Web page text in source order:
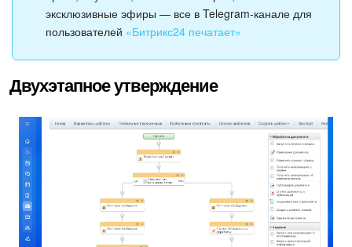
Маркетплейс
Виджет сотрудника
Филиальная сеть
эксклюзивные эфиры — все в Telegram-канале для
пользователей «Битрикс24 печатает»
Двухэтапное утверждение